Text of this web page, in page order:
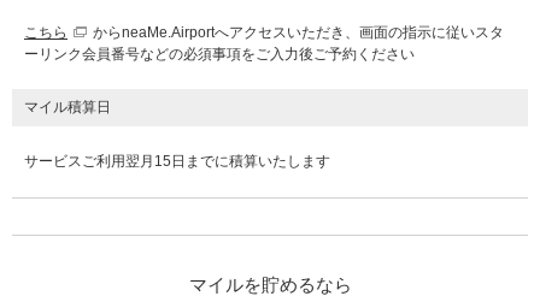
こちら
からneaMe.Airportへアクセスいただき、画面の指示に従い️スタ
ーリンク会員番号などの必須事項をご入力後ご予約ください
マイル積算日
サービスご利用翌月15日までに積算いたします
マイルを貯めるなら